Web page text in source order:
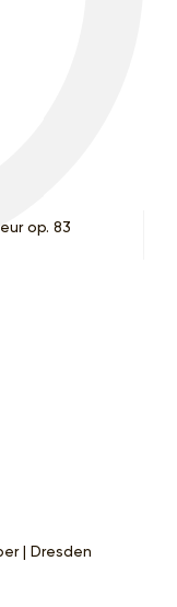
op. 83
| Dresden